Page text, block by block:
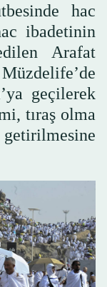
hac
ibadetinin
Arafat
geçilerek
tıraş olma
getirilmesine